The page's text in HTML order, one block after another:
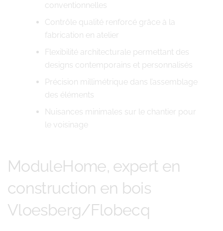
conventionnelles
Contrôle qualité renforcé grâce à la
fabrication en atelier
Flexibilité architecturale permettant des
designs contemporains et personnalisés
Précision millimétrique dans l’assemblage
des éléments
Nuisances minimales sur le chantier pour
le voisinage
ModuleHome, expert en
construction en bois
Vloesberg/Flobecq